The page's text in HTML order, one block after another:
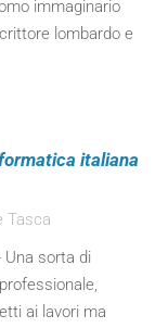
immaginario
lombardo e
italiana
Tasca
Una sorta di
ai lavori ma